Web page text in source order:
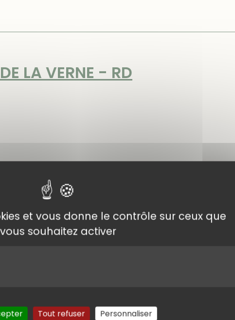
et vous donne le contrôle sur ceux que
vous souhaitez activer
Tout refuser Personnaliser
LA VERNE - RD
: Marie-Hélène. Départ du parking de La
et gants. C'est pourtant le premier jour du